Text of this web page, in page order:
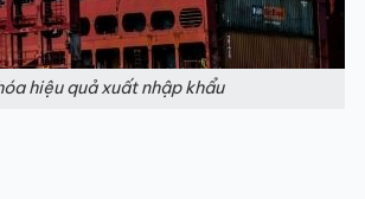
hiệu quả xuất nhập khẩu